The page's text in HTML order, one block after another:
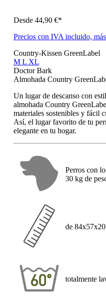
Desde 44,90 €*
Precios con IVA incluido,
Country-Kissen GreenLabel
M L XL
Doctor Bark
Almohada Country
Un lugar de descanso con
almohada Country
materiales sostenibles y fácil
Así, el lugar favorito de tu
elegante en tu hogar.
Perros con
30 kg de
de
totalmente